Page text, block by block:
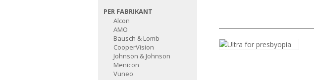
PER FABRIKANT
Alcon
AMO
Bausch & Lomb
CooperVision
Johnson & Johnson
Menicon
Vuneo